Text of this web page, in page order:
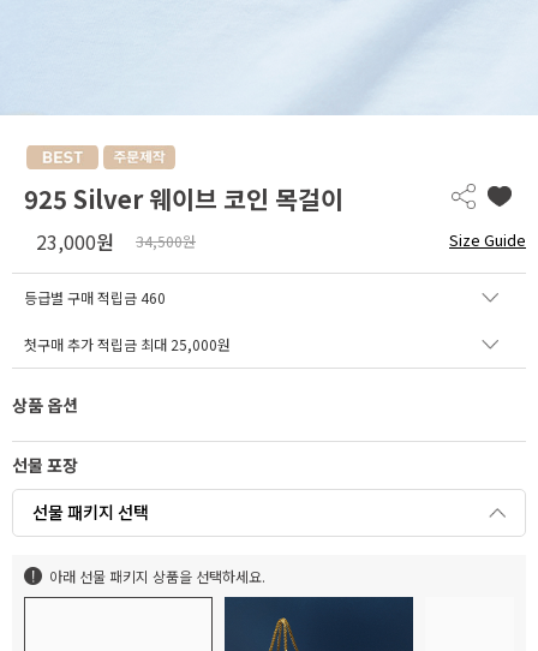
925 Silver 웨이브 코인 목걸이
23,000원 34,500원 Size Guide
등급별 구매 적립금460
첫구매 추가 적립금 최대 25,000원
상품 옵션
선물 포장
선물 패키지 선택
아래 선물 패키지 상품을 선택하세요.